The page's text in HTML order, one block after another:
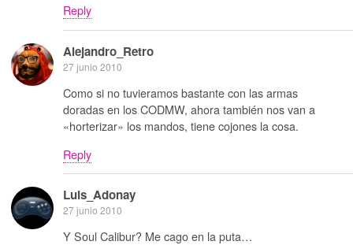
Reply
Alejandro_Retro
27 junio 2010
Como si no tuvieramos bastante con las armas
doradas en los CODMW, ahora también nos van a
«horterizar» los mandos, tiene cojones la cosa.
Reply
Luis_Adonay
27 junio 2010
Y Soul Calibur? Me cago en la puta…